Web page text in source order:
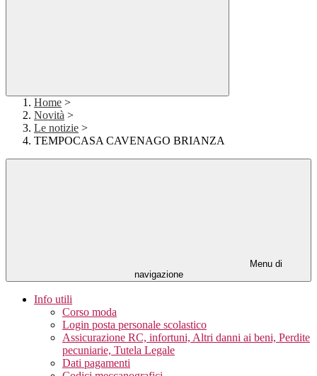
Home >
Novità >
Le notizie >
TEMPOCASA CAVENAGO BRIANZA
Menu di
navigazione
Info utili
Corso moda
Login posta personale scolastico
Assicurazione RC, infortuni, Altri danni ai beni, Perdite
pecuniarie, Tutela Legale
Dati pagamenti